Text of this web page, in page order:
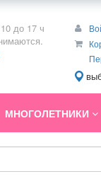
до 17 ч
МНОГОЛЕТНИКИ